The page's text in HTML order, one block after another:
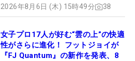
2026年8月6日 (木) 15時49分 38
女子プロ17人が好む“雲の上”の快適
性がさらに進化！ フットジョイが
『FJ Quantum』の新作を発表、8